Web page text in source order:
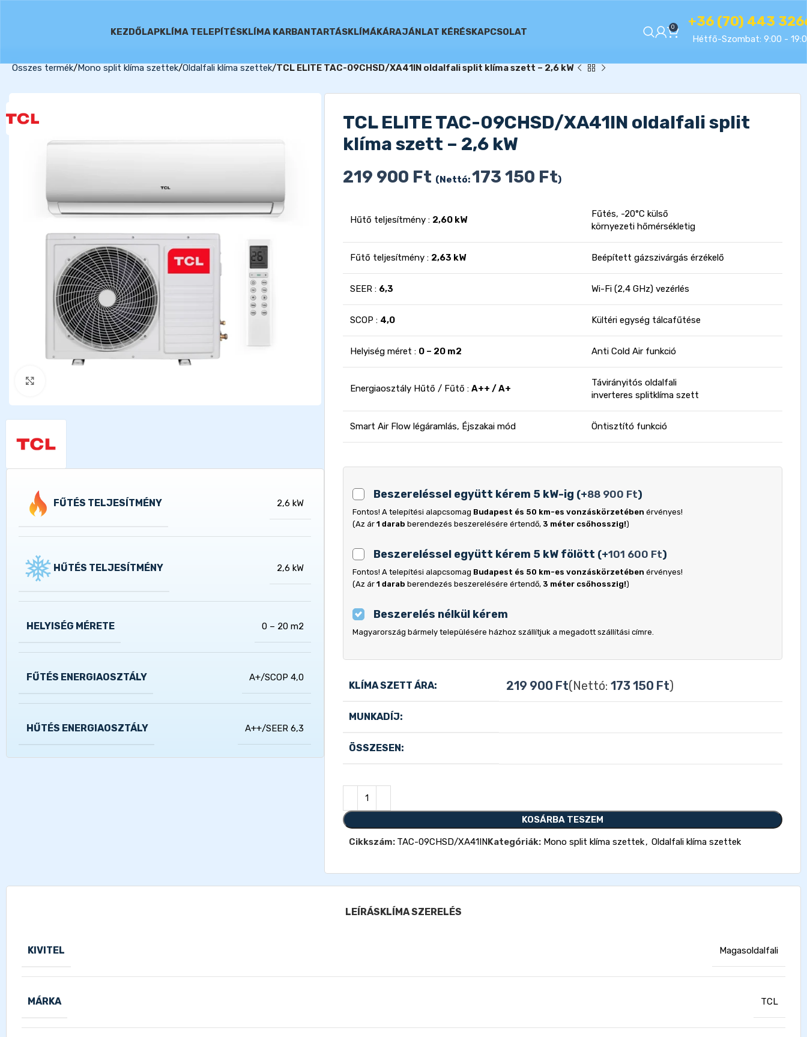
KEZDŐLAPKLÍMA TELEPÍTÉSKLÍMA KARBANTARTÁSKLÍMÁKÁRAJÁNLAT KÉRÉSKAPCSOLAT 0 +36 (70) 443
Hétfő-Szombat: 9:00 -
Összes termék Mono split klíma szettek Oldalfali klíma szettek TCL ELITE TAC-09CHSD/XA41IN oldalfali split klíma szett – 2,6 kW
FŰTÉS TELJESÍTMÉNY 2,6 kW
HŰTÉS TELJESÍTMÉNY 2,6 kW
HELYISÉG MÉRETE 0 – 20 m2
FŰTÉS ENERGIAOSZTÁLY A+/SCOP 4,0
HŰTÉS ENERGIAOSZTÁLY A++/SEER 6,3
TCL ELITE TAC-09CHSD/XA41IN oldalfali split
klíma szett – 2,6 kW
219 900 Ft (Nettó:173 150 Ft)
Hűtő teljesítmény : 2,60 kW
Fűtés, -20°C külső
környezeti hőmérsékletig
Fűtő teljesítmény : 2,63 kW Beépített gázszivárgás érzékelő
SEER : 6,3 Wi-Fi (2,4 GHz) vezérlés
SCOP : 4,0 Kültéri egység tálcafűtése
Helyiség méret : 0 – 20 m2 Anti Cold Air funkció
Energiaosztály Hűtő / Fűtő : A++ / A+
Távirányitós oldalfali
inverteres splitklíma szett
Smart Air Flow légáramlás, Éjszakai mód Öntisztító funkció
Beszereléssel együtt kérem 5 kW-ig (+88 900 Ft)
Fontos! A telepítési alapcsomag Budapest és 50 km-es vonzáskörzetében érvényes!
(Az ár 1 darab berendezés beszerelésére értendő, 3 méter csőhosszig!)
Beszereléssel együtt kérem 5 kW fölött (+101 600 Ft)
Fontos! A telepítési alapcsomag Budapest és 50 km-es vonzáskörzetében érvényes!
(Az ár 1 darab berendezés beszerelésére értendő, 3 méter csőhosszig!)
Beszerelés nélkül kérem
Magyarország bármely településére házhoz szállítjuk a megadott szállítási címre.
KLÍMA SZETT ÁRA: 219 900 Ft(Nettó: 173 150 Ft)
MUNKADÍJ:
ÖSSZESEN:
KOSÁRBA TESZEM
Cikkszám: TAC-09CHSD/XA41INKategóriák: Mono split klíma szettek, Oldalfali klíma szettek
LEÍRÁSKLÍMA SZERELÉS
KIVITEL Magasoldalfali
MÁRKA TCL